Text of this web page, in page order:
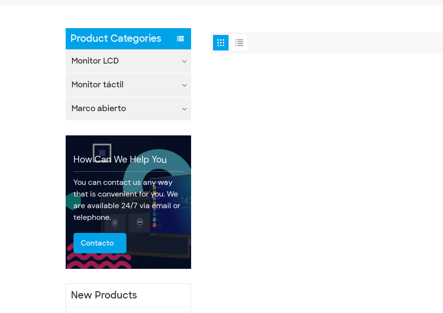
Product Categories
Monitor LCD
Monitor táctil
Marco abierto
How Can We Help You
You can contact us any way
that is convenient for you. We
are available 24/7 via email or
telephone.
Contacto
New Products